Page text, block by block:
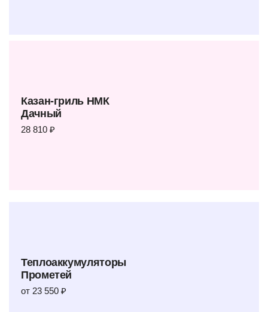
Казан-гриль НМК
Дачный
28 810 ₽
Теплоаккумуляторы
Прометей
от 23 550 ₽